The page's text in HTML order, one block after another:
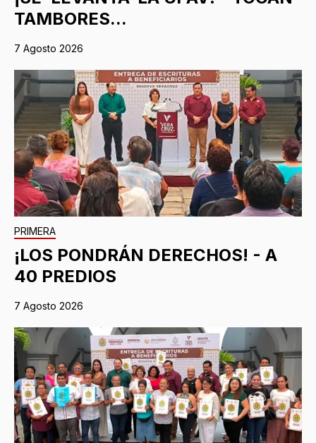
TAMBORES...
7 Agosto 2026
PRIMERA
¡LOS PONDRÁN DERECHOS! - A
40 PREDIOS
7 Agosto 2026